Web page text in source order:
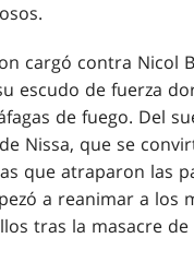
cargó contra Nicol
escudo de fuerza
de fuego. Del
Nissa, que se
que atraparon las
a reanimar a los
tras la masacre